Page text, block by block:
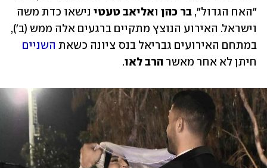
"האח הגדול", בר כהן ואליאב טעטי
במתחם האירועים גבריאל בנס ציונה כשאת השניים
חיתן לא אחר מאשר הרב לאו.